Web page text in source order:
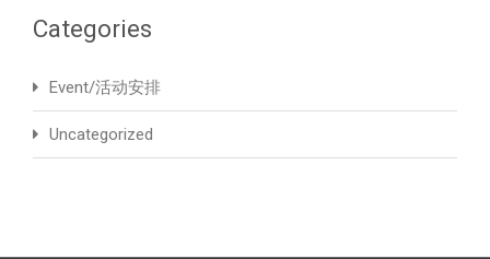
Categories
Event/活动安排
Uncategorized